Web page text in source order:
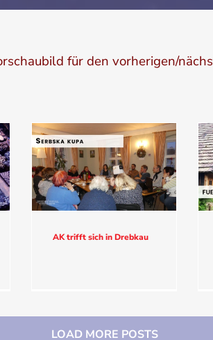
für den vorherigen/
AK trifft sich in Drebkau
LOAD MORE POSTS